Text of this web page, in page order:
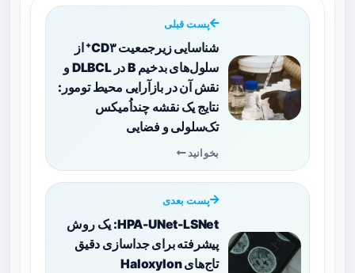
پست قبلی
شناسایی زیرجمعیت CD۳⁺ از
سلول‌های بدخیم B در DLBCL و
نقش آن در بازآرایی محیط تومور:
نتایج یک نقشه چنداُمیکس
تک‌سلولی و فضایی
بخوانید
پست بعدی
HPA-UNet-LSNet: یک روش
پیشرفته برای جداسازی دقیق
تاج‌های Haloxylon